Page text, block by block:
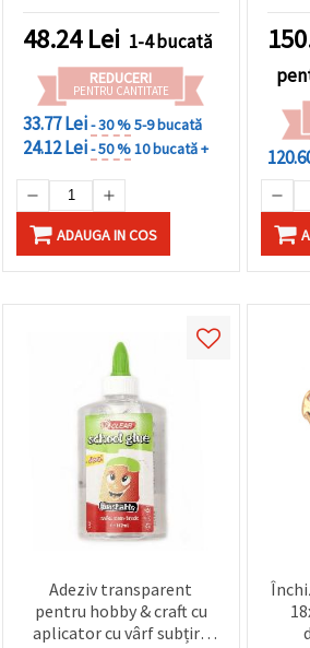
48.24Lei 1-4 bucată
REDUCERI
PENTRU CANTITATE
33.77 Lei- 30 %5-9 bucată
24.12 Lei- 50 %10 bucată +
ADAUGA IN COS
Adeziv transparent
pentru hobby & craft cu
aplicator cu vârf subțire